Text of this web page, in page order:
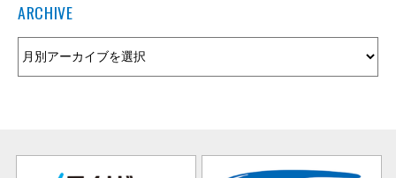
ARCHIVE